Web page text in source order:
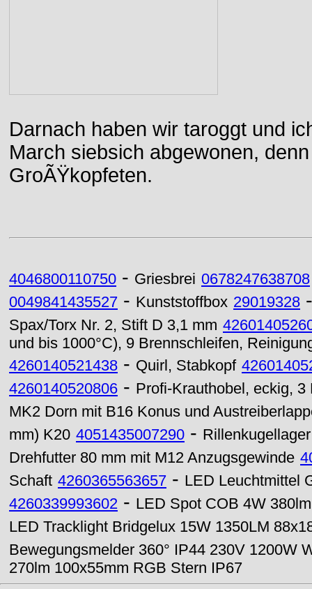
Darnach haben wir taroggt und
March siebsich abgewonen,
GroÃŸkopfeten.
4046800110750 - Griesbrei 0678247638708
0049841435527 - Kunststoffbox 29019328
Spax/Torx Nr. 2, Stift D 3,1 mm
und bis 1000°C), 9 Brennschleifen,
4260140521438 - Quirl, Stabkopf
4260140520806 - Profi-Krauthobel, eckig,
MK2 Dorn mit B16 Konus und
mm) K20 4051435007290 -
Drehfutter 80 mm mit M12 Anzugsgewinde
Schaft 4260365563657 - LED Leuchtmittel
4260339993602 - LED Spot COB 4W
LED Tracklight Bridgelux 15W 1350LM
Bewegungsmelder 360° IP44 230V 1200W
270lm 100x55mm RGB Stern IP67